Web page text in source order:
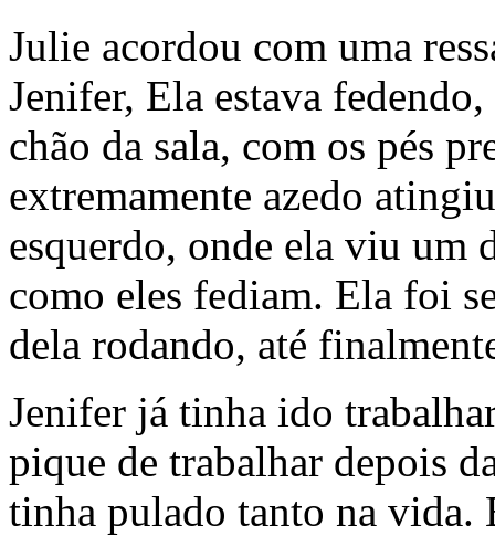
Julie acordou com uma
Jenifer, Ela estava
chão da sala, com os pés
extremamente azedo
esquerdo, onde ela viu um
como eles fediam. Ela foi
dela rodando, até
Jenifer já tinha ido
pique de trabalhar depois
tinha pulado tanto na vida.